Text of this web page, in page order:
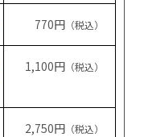
770円 （税込）
1,100円 （税込）
2,750円 （税込）